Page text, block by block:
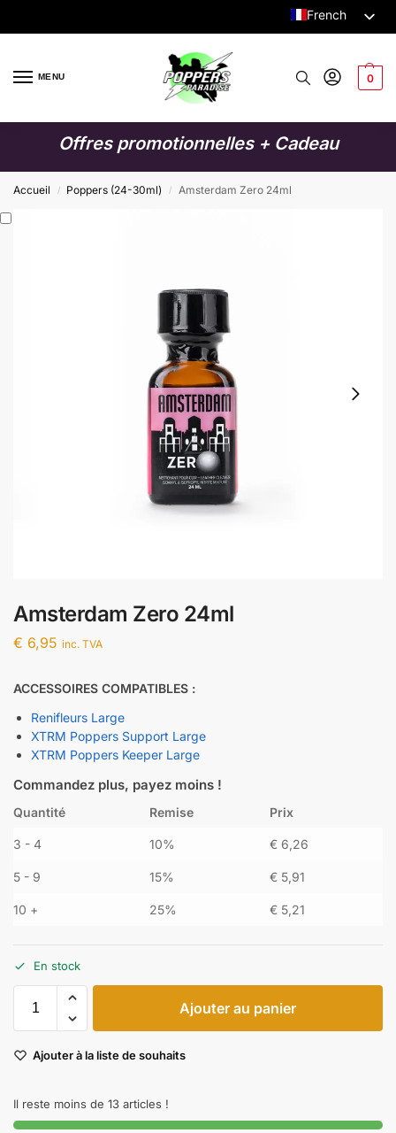
French
English
MENU 0
Offres promotionnelles + Cadeau
Accueil / Poppers (24-30ml) / Amsterdam Zero 24ml
Amsterdam Zero 24ml
€ 6,95 inc. TVA
ACCESSOIRES COMPATIBLES :
Renifleurs Large
XTRM Poppers Support Large
XTRM Poppers Keeper Large
Commandez plus, payez moins !
Quantité Remise Prix
3 - 4 10% € 6,26
5 - 9 15% € 5,91
10 + 25% € 5,21
En stock
Ajouter au panier
Ajouter à la liste de souhaits
Il reste moins de 13 articles !